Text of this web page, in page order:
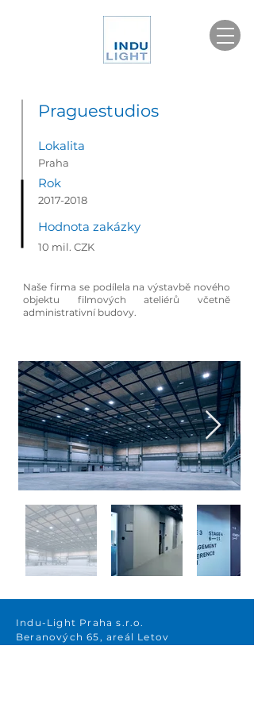
Praguestudios
Lokalita
Praha
Rok
2017-2018
Hodnota zakázky
10 mil. CZK
Naše firma se podílela na výstavbě nového
objektu filmových ateliérů včetně
administrativní budovy.
Indu-Light Praha s.r.o.
Beranových 65, areál Letov